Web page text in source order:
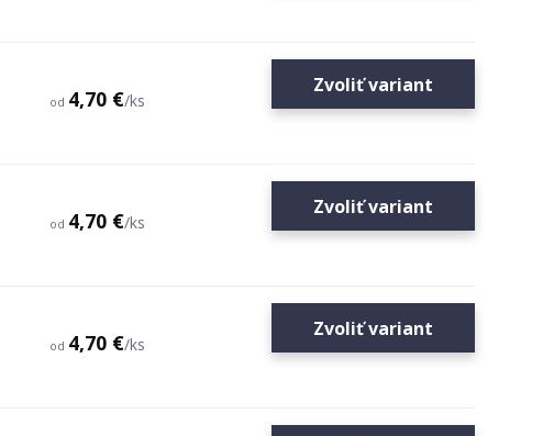
od 4,70 €/ks
Zvoliť variant
od 4,70 €/ks
Zvoliť variant
od 4,70 €/ks
Zvoliť variant